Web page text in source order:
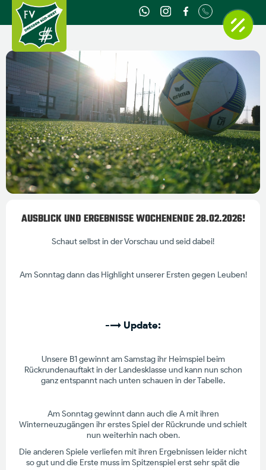
AUSBLICK UND ERGEBNISSE WOCHENENDE 28.02.2026!
Schaut selbst in der Vorschau und seid dabei!
Am Sonntag dann das Highlight unserer Ersten gegen Leuben!
--> Update:
Unsere B1 gewinnt am Samstag ihr Heimspiel beim
Rückrundenauftakt in der Landesklasse und kann nun schon
ganz entspannt nach unten schauen in der Tabelle.
Am Sonntag gewinnt dann auch die A mit ihren
Winterneuzugängen ihr erstes Spiel der Rückrunde und schielt
nun weiterhin nach oben.
Die anderen Spiele verliefen mit ihren Ergebnissen leider nicht
so gut und die Erste muss im Spitzenspiel erst sehr spät die